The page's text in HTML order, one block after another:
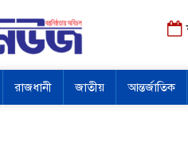
রাজধানী জাতীয় আন্তর্জাতিক